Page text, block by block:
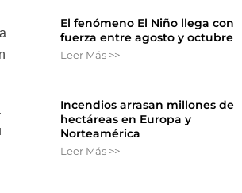
El fenómeno El Niño llega con
fuerza entre agosto y octubre
Leer Más >>
Incendios arrasan millones de
hectáreas en Europa y
Norteamérica
Leer Más >>